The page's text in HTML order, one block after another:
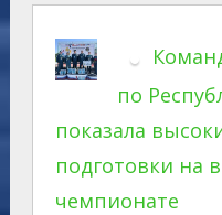
по
показала
подготовки на
чемпионате